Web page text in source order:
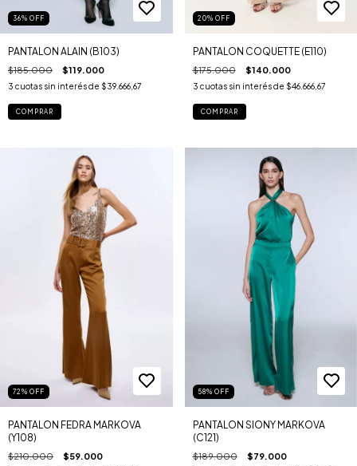
36% OFF
PANTALON ALAIN (B103)
$185.000 $119.000
3 cuotas sin interés de $39.666,67
COMPRAR
20% OFF
PANTALON COQUETTE (E110)
$175.000 $140.000
3 cuotas sin interés de $46.666,67
COMPRAR
72 % OFF
PANTALON FEDRA MARKOVA
(Y108)
$210.000 $59.000
58% OFF
PANTALON SIONY MARKOVA
(C121)
$189.000 $79.000